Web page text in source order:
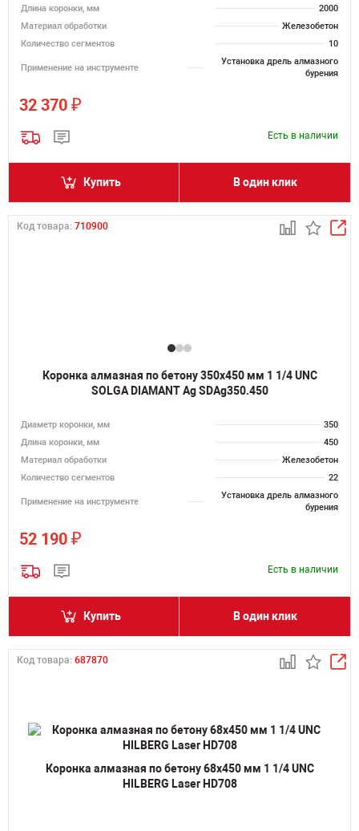
Длина коронки, мм
2000
Материал обработки
Железобетон
Количество сегментов
10
Применение на инструменте
Установка дрель алмазного
бурения
32 370 ₽
Есть в наличии
Купить В один клик
Код товара: 710900
Коронка алмазная по бетону 350х450 мм 1 1/4 UNC
SOLGA DIAMANT Ag SDAg350.450
Диаметр коронки, мм
350
Длина коронки, мм
450
Материал обработки
Железобетон
Количество сегментов
22
Применение на инструменте
Установка дрель алмазного
бурения
52 190 ₽
Есть в наличии
Купить В один клик
Код товара: 687870
Коронка алмазная по бетону 68х450 мм 1 1/4 UNC
HILBERG Laser HD708